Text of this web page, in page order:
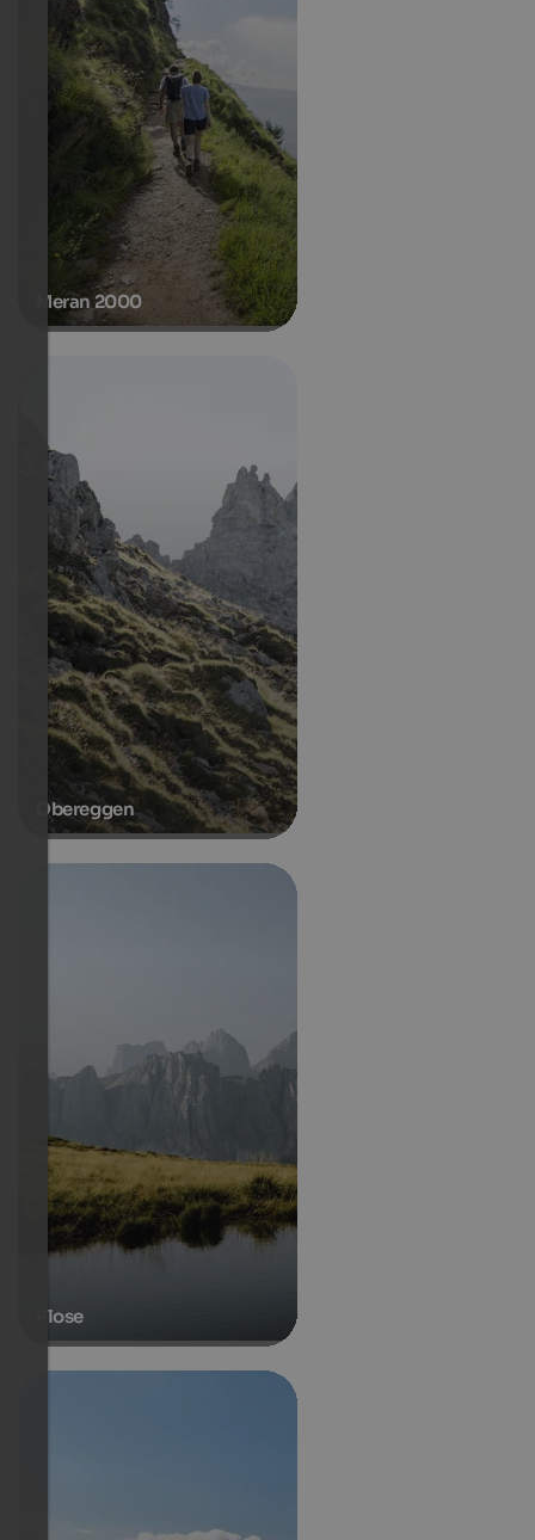
Meran 2000
Obereggen
Plose